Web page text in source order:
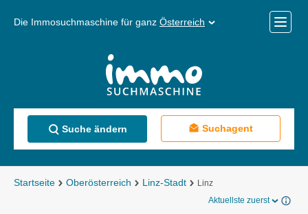
Die Immosuchmaschine für ganz Österreich
Menü
Suche ändern Suchagent
Startseite Oberösterreich Linz-Stadt
Linz
Aktuellste zuerst